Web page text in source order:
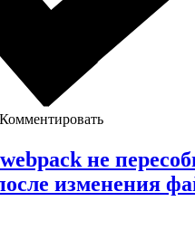
Комментировать
не
изменения